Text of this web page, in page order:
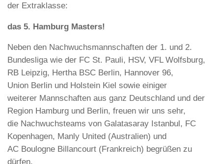
der Extraklasse:
das 5. Hamburg Masters!
Neben den Nachwuchsmannschaften der 1. und 2.
Bundesliga wie der FC St. Pauli, HSV, VFL Wolfsburg,
RB Leipzig, Hertha BSC Berlin, Hannover 96,
Union Berlin und Holstein Kiel sowie einiger
weiterer Mannschaften aus ganz Deutschland und der
Region Hamburg und Berlin, freuen wir uns sehr,
die Nachwuchsteams von Galatasaray Istanbul, FC
Kopenhagen, Manly United (Australien) und
AC Boulogne Billancourt (Frankreich) begrüßen zu
dürfen.